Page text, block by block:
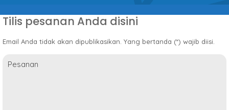
Tilis pesanan Anda disini
Email Anda tidak akan dipublikasikan. Yang bertanda (*) wajib diisi.